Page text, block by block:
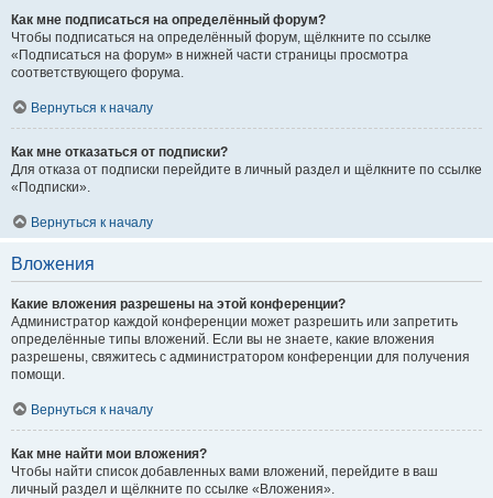
Как мне подписаться на определённый форум?
Чтобы подписаться на определённый форум, щёлкните по ссылке
«Подписаться на форум» в нижней части страницы просмотра
соответствующего форума.
Вернуться к началу
Как мне отказаться от подписки?
Для отказа от подписки перейдите в личный раздел и щёлкните по ссылке
«Подписки».
Вернуться к началу
Вложения
Какие вложения разрешены на этой конференции?
Администратор каждой конференции может разрешить или запретить
определённые типы вложений. Если вы не знаете, какие вложения
разрешены, свяжитесь с администратором конференции для получения
помощи.
Вернуться к началу
Как мне найти мои вложения?
Чтобы найти список добавленных вами вложений, перейдите в ваш
личный раздел и щёлкните по ссылке «Вложения».